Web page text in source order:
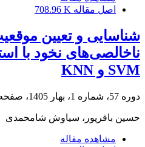
اصل مقاله 708.96 K
شناسایی و تعیین
ناخالصی‌های نخود با
SVM و KNN
دوره 57، شماره 1، بهار 1405، صفحه
حسین باقرپور، سیاوش شامحمدی
مشاهده مقاله